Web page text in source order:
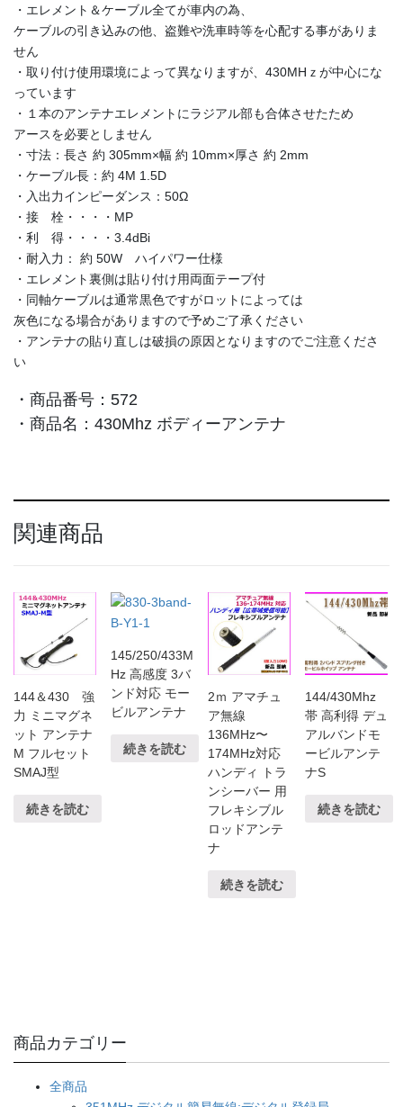
・エレメント＆ケーブル全てが車内の為、
ケーブルの引き込みの他、盗難や洗車時等を心配する事がありま
せん
・取り付け使用環境によって異なりますが、430MHｚが中心にな
っています
・１本のアンテナエレメントにラジアル部も合体させたため
アースを必要としません
・寸法：長さ 約 305mm×幅 約 10mm×厚さ 約 2mm
・ケーブル長：約 4M 1.5D
・入出力インピーダンス：50Ω
・接 栓・・・・MP
・利 得・・・・3.4dBi
・耐入力： 約 50W ハイパワー仕様
・エレメント裏側は貼り付け用両面テープ付
・同軸ケーブルは通常黒色ですがロットによっては
灰色になる場合がありますので予めご了承ください
・アンテナの貼り直しは破損の原因となりますのでご注意くださ
い
・商品番号：572
・商品名：430Mhz ボディーアンテナ
関連商品
144＆430 強
力 ミニマグネ
ット アンテナ
M フルセット
SMAJ型
続きを読む
145/250/433M
Hz 高感度 3バ
ンド対応 モー
ビルアンテナ
続きを読む
2ｍ アマチュ
ア無線
136MHz〜
174MHz対応
ハンディ トラ
ンシーバー 用
フレキシブル
ロッドアンテ
ナ
続きを読む
144/430Mhz
帯 高利得 デュ
アルバンドモ
ービルアンテ
ナS
続きを読む
商品カテゴリー
全商品